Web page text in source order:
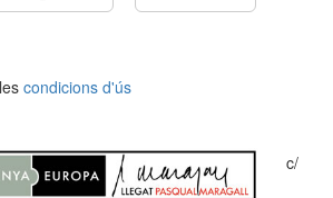
condicions d'ús
c/